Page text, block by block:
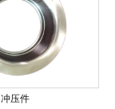
冲压件